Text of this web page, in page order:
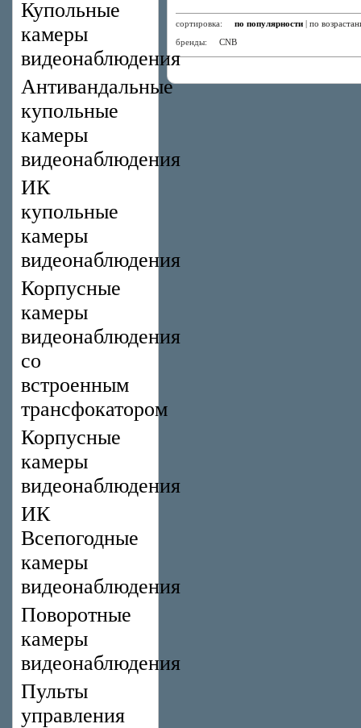
Купольные
камеры
видеонаблюдения
Антивандальные
купольные
камеры
видеонаблюдения
ИК
купольные
камеры
видеонаблюдения
Корпусные
камеры
видеонаблюдения
со
встроенным
трансфокатором
Корпусные
камеры
видеонаблюдения
ИК
Всепогодные
камеры
видеонаблюдения
Поворотные
камеры
видеонаблюдения
Пульты
управления
сортировка: по популярности | по
бренды: CNB